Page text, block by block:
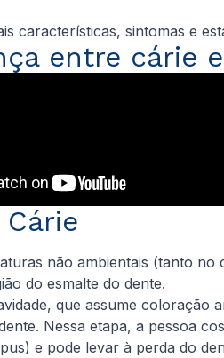
características, sintomas e
entre cárie
Cárie
não ambientais (tanto
do esmalte do dente.
que assume
Nessa etapa, a pessoa
e pode levar à perda do